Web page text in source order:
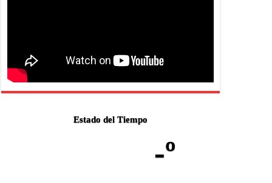
Estado del Tiempo
-º